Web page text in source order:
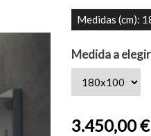
Medidas (cm):
Medida a elegir
3.450,00 €